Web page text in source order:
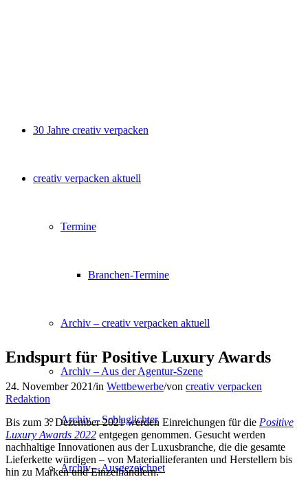
30 Jahre creativ verpacken
creativ verpacken aktuell
Termine
Branchen-Termine
Archiv – creativ verpacken aktuell
Archiv – Aus der Agentur-Szene
Archiv – Schlaglichter
Archiv – Ausgezeichnet
Endspurt für Positive Luxury Awards
24. November 2021/in Wettbewerbe/von creativ verpacken
Redaktion
Bis zum 3. Dezember 2021 werden Einreichungen für die Positive
Luxury Awards 2022 entgegen genommen. Gesucht werden
nachhaltige Innovationen aus der Luxusbranche, die die gesamte
Lieferkette würdigen – von Materiallieferanten und Herstellern bis
hin zu Marken und Einzelhändlern.